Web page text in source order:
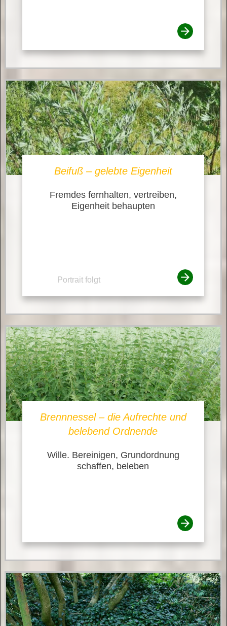
Beifuß – gelebte Eigenheit
Fremdes fernhalten, vertreiben,
Eigenheit behaupten
Portrait folgt
Brennnessel – die Aufrechte und
belebend Ordnende
Wille. Bereinigen, Grundordnung
schaffen, beleben